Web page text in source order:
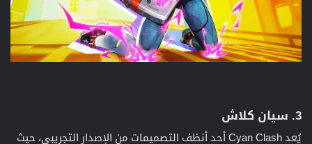
3. سيان كلاش​
يُعد Cyan Clash أحد أنظف التصميمات من الإصدار التجريبي، حيث